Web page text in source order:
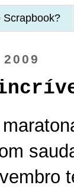
Scrapbook?